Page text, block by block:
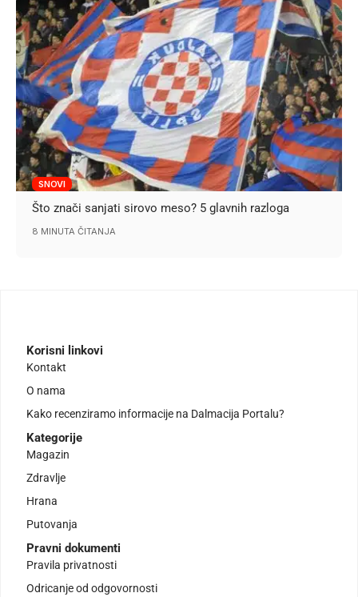
SNOVI
Što znači sanjati sirovo meso? 5 glavnih razloga
8 MINUTA ČITANJA
Korisni linkovi
Kontakt
O nama
Kako recenziramo informacije na Dalmacija Portalu?
Kategorije
Magazin
Zdravlje
Hrana
Putovanja
Pravni dokumenti
Pravila privatnosti
Odricanje od odgovornosti